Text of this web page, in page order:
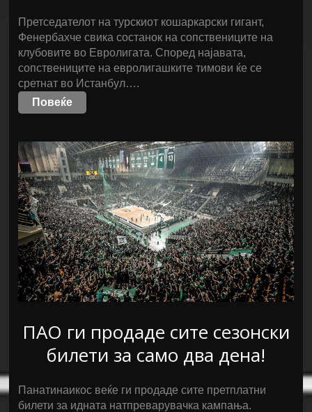
Претседателот на турскиот кошаркарски гигант,
Фенербахче свика состанок на сопствениците на
клубовите во Евролигата. Според најавата,
сопствениците на евролигашките тимови ќе се
сретнат во Истанбул….
Повеќе
ПАО ги продаде сите сезонски
билети за само два дена!
Панатинаикос веќе ги продаде сите претплатни
билети за идната натпреварувачка кампања.